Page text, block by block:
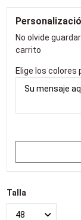
No olvide
carrito
Elige los colores
Talla